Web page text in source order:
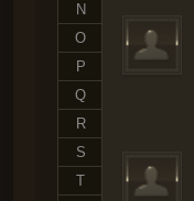
N
O
P
Q
R
S
T